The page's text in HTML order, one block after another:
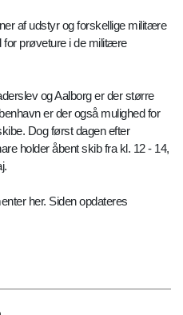
af udstyr og forskellige militære
for prøveture i de militære
og Aalborg er der større
er der også mulighed for
Dog først dagen efter
holder åbent skib fra kl. 12 - 14,
her. Siden opdateres